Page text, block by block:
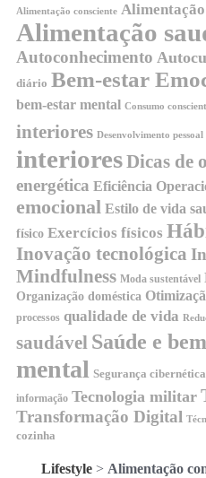
Alimentação consciente
Alimentação
Autoconhecimento
diário Bem-estar
bem-estar mental Consumo
interiores Desenvolvimento pessoal
interioresDicas de
energética Eficiência
emocional Estilo de vida
físico Exercícios físicos
Inovação tecnológica
Mindfulness Moda sustentável
Organização doméstica
processos qualidade de vida
saudável Saúde e
mental Segurança cibernética
informação Tecnologia militar
Transformação Digital
cozinha
Lifestyle> Alimentação